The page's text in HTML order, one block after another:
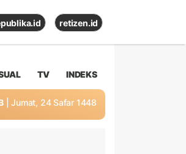
retizen.id
TV INDEKS
| Jumat, 24 Safar 1448